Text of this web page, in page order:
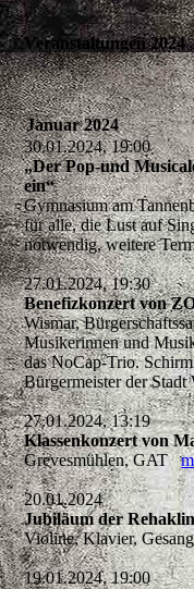
Veranstaltungen 2024
Januar 2024
30.01.2024, 19:00
„Der Pop-und
ein“
Gymnasium am
für alle, die Lust auf
notwendig, weitere
27.01.2024, 19:30
Benefizkonzert von
Wismar,
Musikerinnen und
das NoCap-Trio.
Bürgermeister der
27.01.2024, 13:19
Klassenkonzert von
Grevesmühlen, GAT
20.01.2024
Jubiläum der
Violine, Klavier,
19.01.2024, 19:00